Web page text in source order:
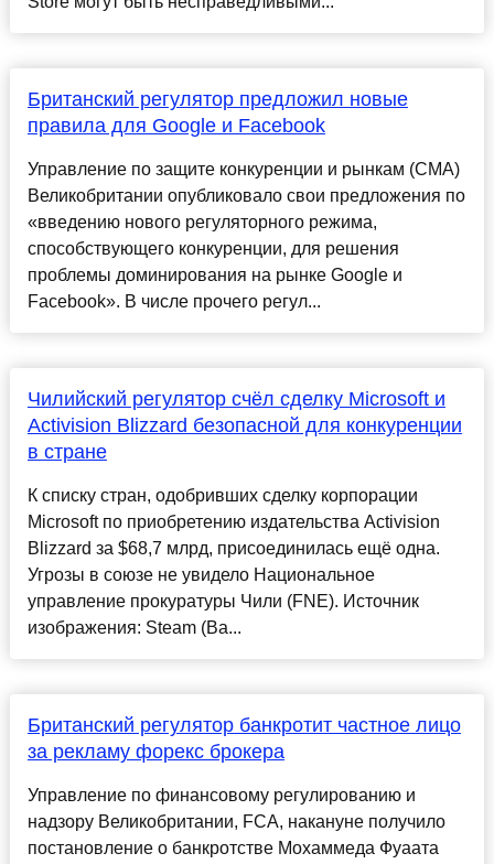
Британский регулятор предложил новые
правила для Google и Facebook
Управление по защите конкуренции и рынкам (CMA)
Великобритании опубликовало свои предложения по
«введению нового регуляторного режима,
способствующего конкуренции, для решения
проблемы доминирования на рынке Google и
Facebook». В числе прочего регул...
Чилийский регулятор счёл сделку Microsoft и
Activision Blizzard безопасной для конкуренции
в стране
К списку стран, одобривших сделку корпорации
Microsoft по приобретению издательства Activision
Blizzard за $68,7 млрд, присоединилась ещё одна.
Угрозы в союзе не увидело Национальное
управление прокуратуры Чили (FNE). Источник
изображения: Steam (Ba...
Британский регулятор банкротит частное лицо
за рекламу форекс брокера
Управление по финансовому регулированию и
надзору Великобритании, FCA, накануне получило
постановление о банкротстве Мохаммеда Фуаата